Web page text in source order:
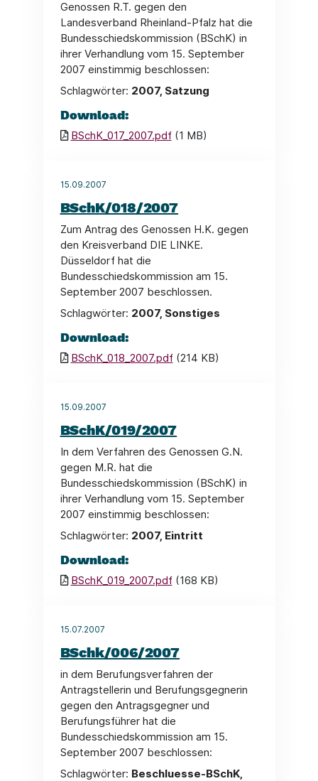
Genossen R.T. gegen den
Landesverband Rheinland-Pfalz hat die
Bundesschiedskommission (BSchK) in
ihrer Verhandlung vom 15. September
2007 einstimmig beschlossen:
Schlagwörter: 2007, Satzung
Download:
BSchK_017_2007.pdf(1 MB)
15.09.2007
BSchK/018/2007
Zum Antrag des Genossen H.K. gegen
den Kreisverband DIE LINKE.
Düsseldorf hat die
Bundesschiedskommission am 15.
September 2007 beschlossen.
Schlagwörter: 2007, Sonstiges
Download:
BSchK_018_2007.pdf(214 KB)
15.09.2007
BSchK/019/2007
In dem Verfahren des Genossen G.N.
gegen M.R. hat die
Bundesschiedskommission (BSchK) in
ihrer Verhandlung vom 15. September
2007 einstimmig beschlossen:
Schlagwörter: 2007, Eintritt
Download:
BSchK_019_2007.pdf(168 KB)
15.07.2007
BSchk/006/2007
in dem Berufungsverfahren der
Antragstellerin und Berufungsgegnerin
gegen den Antragsgegner und
Berufungsführer hat die
Bundesschiedskommission am 15.
September 2007 beschlossen:
Schlagwörter: Beschluesse-BSchK,